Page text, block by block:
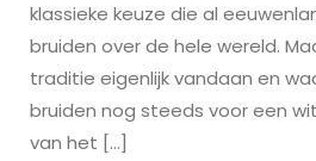
klassieke keuze die al
bruiden over de hele wereld.
traditie eigenlijk vandaan en
bruiden nog steeds voor een
van het […]